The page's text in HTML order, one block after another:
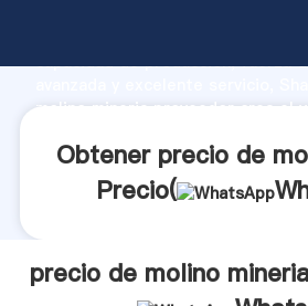
capacidad de producción, fuerza
molino mineria proveedor crea el
Obtener precio de
Precio(
precio de molino